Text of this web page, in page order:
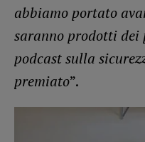
abbiamo portato
saranno prodotti
podcast sulla
premiato”.